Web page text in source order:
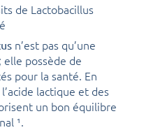
de Lactobacillus
n’est pas qu’une
possède de
pour la santé. En
lactique et des
un bon équilibre
¹.